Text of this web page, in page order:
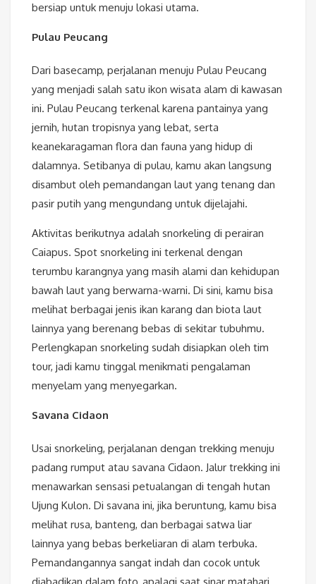
bersiap untuk menuju lokasi utama.
Pulau Peucang
Dari basecamp, perjalanan menuju Pulau Peucang
yang menjadi salah satu ikon wisata alam di kawasan
ini. Pulau Peucang terkenal karena pantainya yang
jernih, hutan tropisnya yang lebat, serta
keanekaragaman flora dan fauna yang hidup di
dalamnya. Setibanya di pulau, kamu akan langsung
disambut oleh pemandangan laut yang tenang dan
pasir putih yang mengundang untuk dijelajahi.
Aktivitas berikutnya adalah snorkeling di perairan
Caiapus. Spot snorkeling ini terkenal dengan
terumbu karangnya yang masih alami dan kehidupan
bawah laut yang berwarna-warni. Di sini, kamu bisa
melihat berbagai jenis ikan karang dan biota laut
lainnya yang berenang bebas di sekitar tubuhmu.
Perlengkapan snorkeling sudah disiapkan oleh tim
tour, jadi kamu tinggal menikmati pengalaman
menyelam yang menyegarkan.
Savana Cidaon
Usai snorkeling, perjalanan dengan trekking menuju
padang rumput atau savana Cidaon. Jalur trekking ini
menawarkan sensasi petualangan di tengah hutan
Ujung Kulon. Di savana ini, jika beruntung, kamu bisa
melihat rusa, banteng, dan berbagai satwa liar
lainnya yang bebas berkeliaran di alam terbuka.
Pemandangannya sangat indah dan cocok untuk